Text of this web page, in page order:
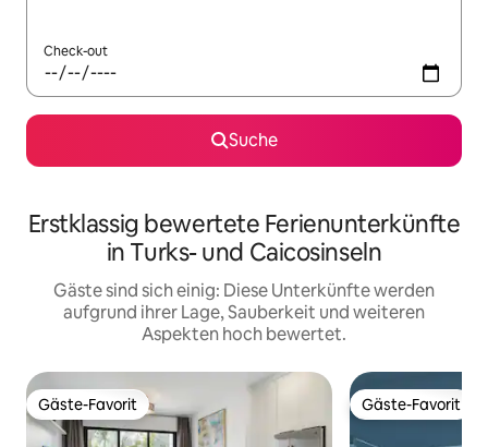
Check-out
Suche
Erstklassig bewertete Ferienunterkünfte
in Turks- und Caicosinseln
Gäste sind sich einig: Diese Unterkünfte werden
aufgrund ihrer Lage, Sauberkeit und weiteren
Aspekten hoch bewertet.
Gäste-Favorit
Gäste-Favorit Gäste-Favorit
Gäste-Favorit